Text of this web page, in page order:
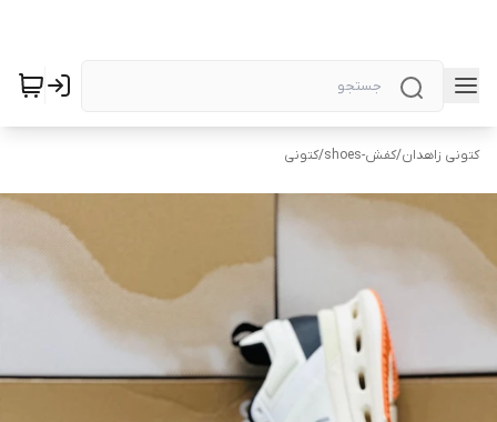
کتونی زاهدان/کفش-shoes /کتونی